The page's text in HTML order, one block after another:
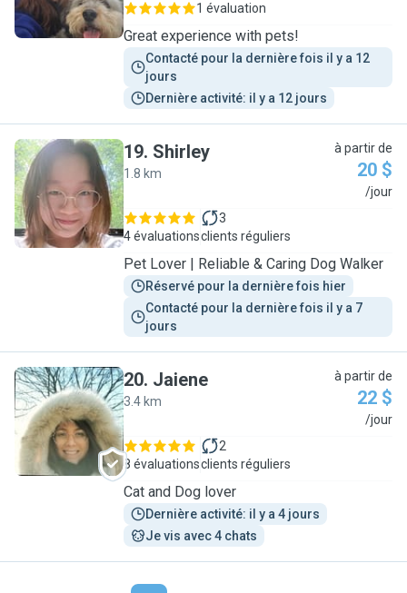
1 évaluation
Great experience with pets!
Contacté pour la dernière fois il y a 12
jours
Dernière activité: il y a 12 jours
S
19. Shirley
1.8 km
à partir de
20 $
/jour
4 évaluations
3
clients réguliers
Pet Lover | Reliable & Caring Dog Walker
Réservé pour la dernière fois hier
Contacté pour la dernière fois il y a 7
jours
J
20. Jaiene
3.4 km
à partir de
22 $
/jour
8 évaluations
2
clients réguliers
Cat and Dog lover
Dernière activité: il y a 4 jours
Je vis avec 4 chats